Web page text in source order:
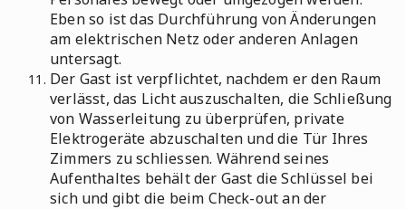
Eben so ist das Durchführung von Änderungen
am elektrischen Netz oder anderen Anlagen
untersagt.
Der Gast ist verpflichtet, nachdem er den Raum
verlässt, das Licht auszuschalten, die Schließung
von Wasserleitung zu überprüfen, private
Elektrogeräte abzuschalten und die Tür Ihres
Zimmers zu schliessen. Während seines
Aufenthaltes behält der Gast die Schlüssel bei
sich und gibt die beim Check-out an der